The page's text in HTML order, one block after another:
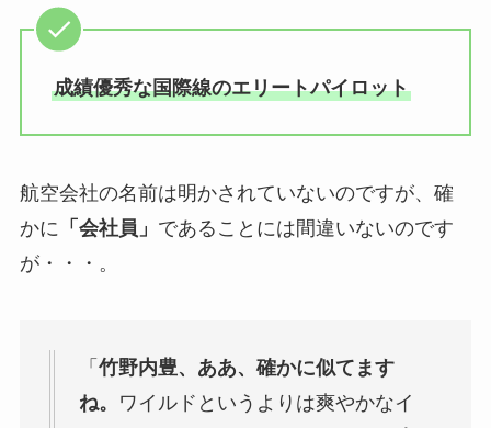
成績優秀な国際線のエリートパイロット
航空会社の名前は明かされていないのですが、確
かに 「会社員」 であることには間違いないのです
が・・・。
「 竹野内豊、ああ、確かに似てます
ね。
ワイルドというよりは爽やかなイ